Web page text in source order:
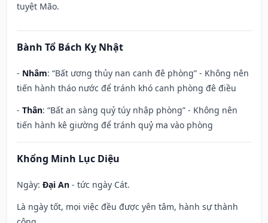
tuyệt Mão.
Bành Tổ Bách Kỵ Nhật
- Nhâm: “Bất ương thủy nan canh đê phòng” - Không nên
tiến hành tháo nước để tránh khó canh phòng đê điều
- Thân: “Bất an sàng quỷ túy nhập phòng” - Không nên
tiến hành kê giường để tránh quỷ ma vào phòng
Khổng Minh Lục Diệu
Ngày: Đại An - tức ngày Cát.
Là ngày tốt, mọi việc đều được yên tâm, hành sự thành